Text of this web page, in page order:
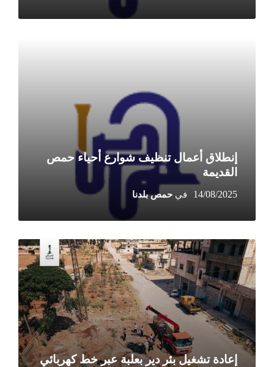
إنطلاق أعمال تنظيف شوارع أحياء حمص
القديمة
14/08/2025
إعادة تشغيل بئر دير بعلبة عبر خط كهربائي
More